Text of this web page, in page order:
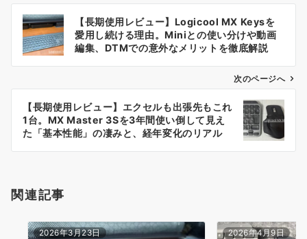
ビ
ン
【長期使用レビュー】Logicool MX Keysを
愛用し続ける理由。Miniとの使い分けや動画
編集、DTMでの意外なメリットを徹底解説
次のページへ
【長期使用レビュー】エクセルも出張先もこれ
1台。MX Master 3Sを3年間使い倒して見え
た「基本性能」の凄みと、経年変化のリアル
関連記事
2026年3月23日 2026年4月9日